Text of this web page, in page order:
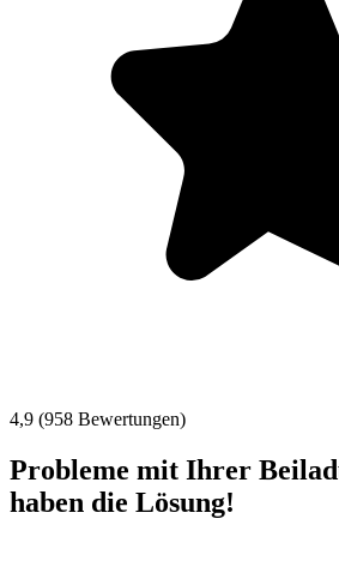
4,9 (958 Bewertungen)
Probleme mit Ihrer
haben die Lösung!